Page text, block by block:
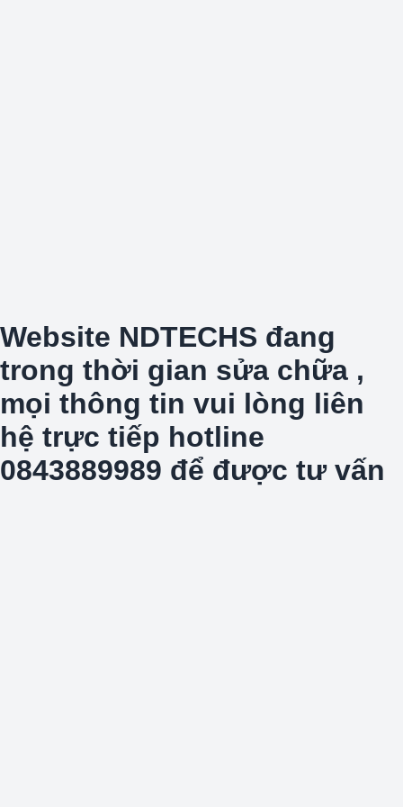
Website NDTECHS đang
trong thời gian sửa chữa ,
mọi thông tin vui lòng liên
hệ trực tiếp hotline
0843889989 để được tư vấn